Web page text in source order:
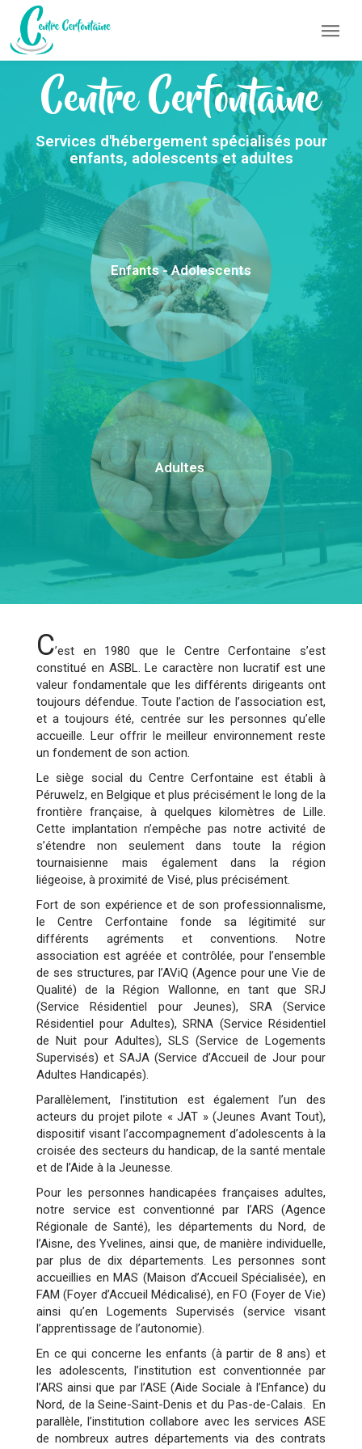
Centre Cerfontaine
Enfants - Adolescents
Adultes
Services d'hébergement spécialisés pour
enfants, adolescents et adultes
C’est en 1980 que le Centre Cerfontaine s’est
constitué en ASBL. Le caractère non lucratif est une
valeur fondamentale que les différents dirigeants ont
toujours défendue. Toute l’action de l’association est,
et a toujours été, centrée sur les personnes qu’elle
accueille. Leur offrir le meilleur environnement reste
un fondement de son action.
Le siège social du Centre Cerfontaine est établi à
Péruwelz, en Belgique et plus précisément le long de la
frontière française, à quelques kilomètres de Lille.
Cette implantation n’empêche pas notre activité de
s’étendre non seulement dans toute la région
tournaisienne mais également dans la région
liégeoise, à proximité de Visé, plus précisément.
Fort de son expérience et de son professionnalisme,
le Centre Cerfontaine fonde sa légitimité sur
différents agréments et conventions. Notre
association est agréée et contrôlée, pour l’ensemble
de ses structures, par l’AViQ (Agence pour une Vie de
Qualité) de la Région Wallonne, en tant que SRJ
(Service Résidentiel pour Jeunes), SRA (Service
Résidentiel pour Adultes), SRNA (Service Résidentiel
de Nuit pour Adultes), SLS (Service de Logements
Supervisés) et SAJA (Service d’Accueil de Jour pour
Adultes Handicapés).
Parallèlement, l’institution est également l’un des
acteurs du projet pilote « JAT » (Jeunes Avant Tout),
dispositif visant l’accompagnement d’adolescents à la
croisée des secteurs du handicap, de la santé mentale
et de l’Aide à la Jeunesse.
Pour les personnes handicapées françaises adultes,
notre service est conventionné par l’ARS (Agence
Régionale de Santé), les départements du Nord, de
l’Aisne, des Yvelines, ainsi que, de manière individuelle,
par plus de dix départements. Les personnes sont
accueillies en MAS (Maison d’Accueil Spécialisée), en
FAM (Foyer d’Accueil Médicalisé), en FO (Foyer de Vie)
ainsi qu’en Logements Supervisés (service visant
l’apprentissage de l’autonomie).
En ce qui concerne les enfants (à partir de 8 ans) et
les adolescents, l’institution est conventionnée par
l’ARS ainsi que par l’ASE (Aide Sociale à l’Enfance) du
Nord, de la Seine-Saint-Denis et du Pas-de-Calais. En
parallèle, l’institution collabore avec les services ASE
de nombreux autres départements via des contrats